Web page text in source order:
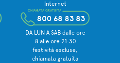
Internet
800 68 83 83
CHIAMATA GRATUITA
DA LUN A SAB dalle ore
8 alle ore 21:30
festività escluse,
chiamata gratuita